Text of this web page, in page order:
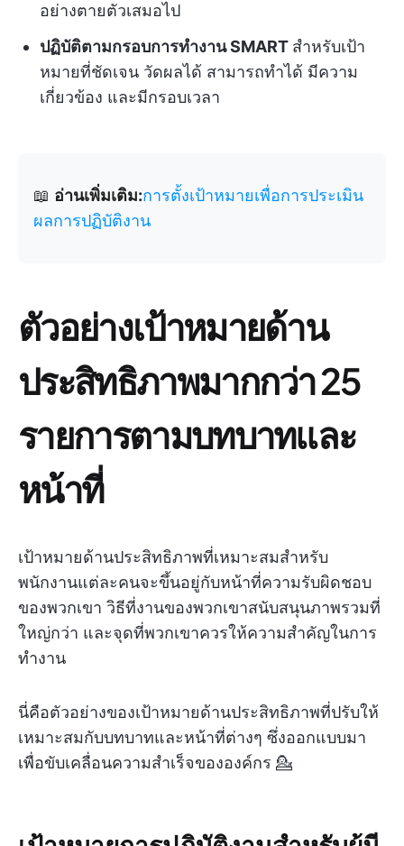
อย่างตายตัวเสมอไป
ปฏิบัติตามกรอบการทำงาน SMART สำหรับเป้า
หมายที่ชัดเจน วัดผลได้ สามารถทำได้ มีความ
เกี่ยวข้อง และมีกรอบเวลา
📖 อ่านเพิ่มเติม:การตั้งเป้าหมายเพื่อการประเมิน
ผลการปฏิบัติงาน
ตัวอย่างเป้าหมายด้าน
ประสิทธิภาพมากกว่า 25
รายการตามบทบาทและ
หน้าที่
เป้าหมายด้านประสิทธิภาพที่เหมาะสมสำหรับ
พนักงานแต่ละคนจะขึ้นอยู่กับหน้าที่ความรับผิดชอบ
ของพวกเขา วิธีที่งานของพวกเขาสนับสนุนภาพรวมที่
ใหญ่กว่า และจุดที่พวกเขาควรให้ความสำคัญในการ
ทำงาน
นี่คือตัวอย่างของเป้าหมายด้านประสิทธิภาพที่ปรับให้
เหมาะสมกับบทบาทและหน้าที่ต่างๆ ซึ่งออกแบบมา
เพื่อขับเคลื่อนความสำเร็จขององค์กร 💁